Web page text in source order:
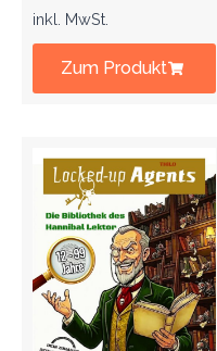
inkl. MwSt.
Zum Produkt